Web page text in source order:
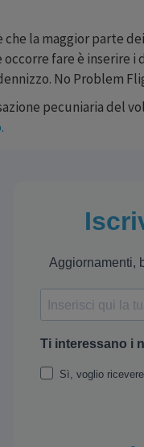
la maggior parte
occorre fare è inserire
No Problem
pecuniaria del